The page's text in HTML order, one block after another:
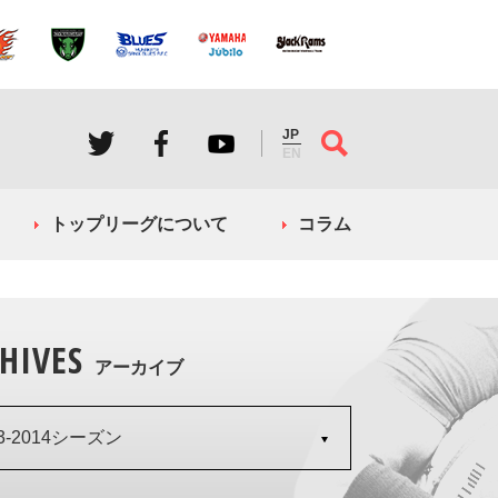
JP
EN
トップリーグについて コラム
アーカイブ
2014シーズン